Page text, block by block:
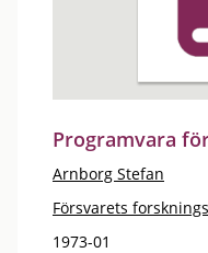
Programvara
Arnborg Stefan
Försvarets
1973-01